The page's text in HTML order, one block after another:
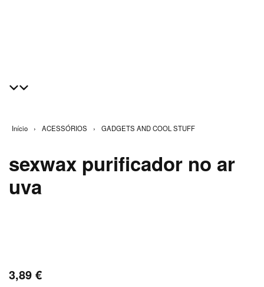
Início › ACESSÓRIOS › GADGETS AND COOL STUFF
sexwax purificador no ar
uva
3,89 €